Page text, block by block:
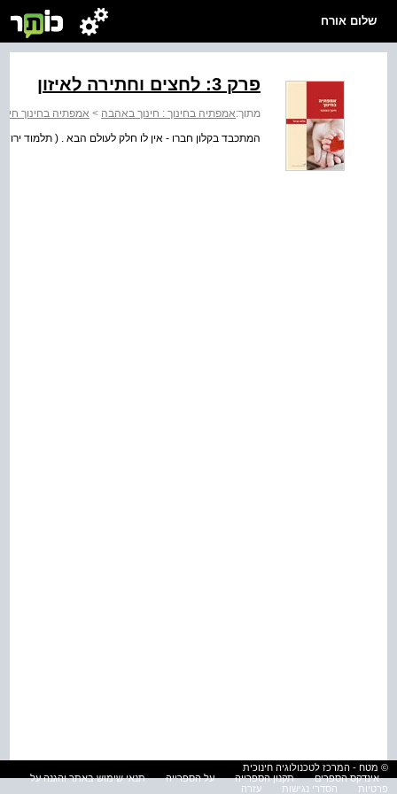
שלום אורח
פרק 3: לחצים וחתירה לאיזון
מתוך:אמפתיה בחינוך : חינוך באהבה > אמפתיה בחינוך
המתכבד בקלון חברו - אין לו חלק לעולם הבא . ( תלמוד
© מטח - המרכז לטכנולוגיה חינוכית
אינדקס הספרים
תקנון הספרייה על הספרייה
תנאי שימוש באתר והגנה על
פרטיות
הסדרי נגישות עזרה